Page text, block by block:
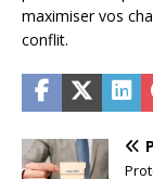
maximiser vos
conflit.